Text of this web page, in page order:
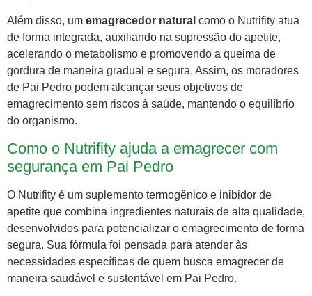
Além disso, um emagrecedor natural como o Nutrifity atua
de forma integrada, auxiliando na supressão do apetite,
acelerando o metabolismo e promovendo a queima de
gordura de maneira gradual e segura. Assim, os moradores
de Pai Pedro podem alcançar seus objetivos de
emagrecimento sem riscos à saúde, mantendo o equilíbrio
do organismo.
Como o Nutrifity ajuda a emagrecer com
segurança em Pai Pedro
O Nutrifity é um suplemento termogênico e inibidor de
apetite que combina ingredientes naturais de alta qualidade,
desenvolvidos para potencializar o emagrecimento de forma
segura. Sua fórmula foi pensada para atender às
necessidades específicas de quem busca emagrecer de
maneira saudável e sustentável em Pai Pedro.